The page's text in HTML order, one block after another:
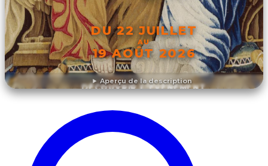
Aperçu de la description
DU 22 JUILLET
AU
19 AOÛT 2026
DÉCOUVRIR L'ÉVÉNEMENT